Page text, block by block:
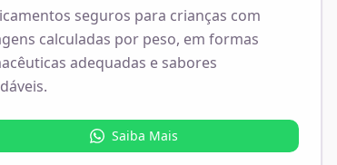
seguros para crianças com
calculadas por peso, em formas
adequadas e sabores
Saiba Mais